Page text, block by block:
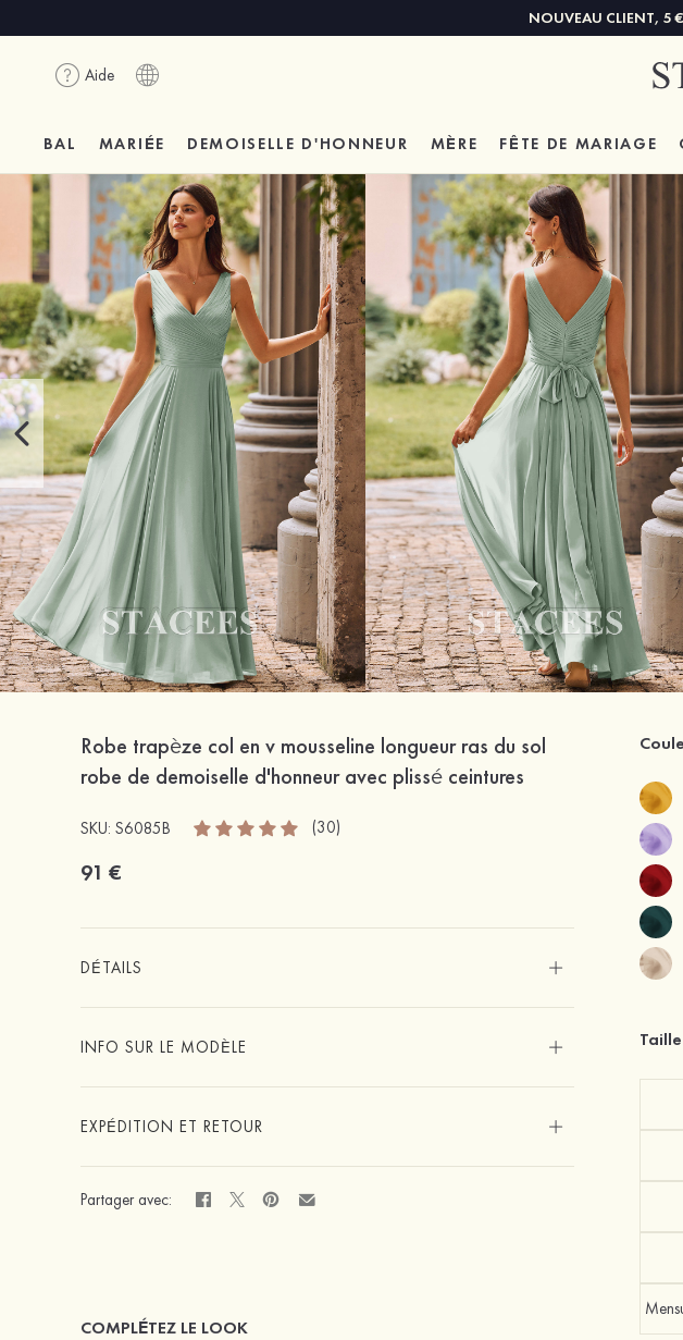
NOUVEAU CLIENT, 5
Aide
BAL MARIÉE DEMOISELLE D'HONNEUR MÈRE FÊTE DE MARIAGE
Robe trapèze col en v mousseline longueur ras du sol
robe de demoiselle d'honneur avec plissé ceintures
SKU: S6085B (30)
91 €
DÉTAILS
INFO SUR LE MODÈLE
EXPÉDITION ET RETOUR
Partager avec:
COMPLÉTEZ LE LOOK
Taille